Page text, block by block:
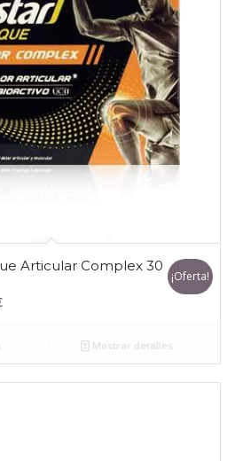
Articular Complex 30
El
es:
20,86€.
¡Oferta!
Mostrar detalles